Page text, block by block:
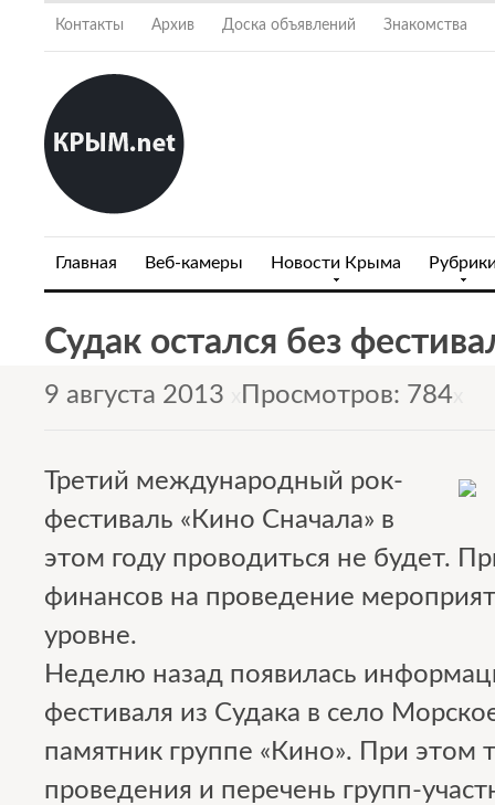
Контакты Архив Доска объявлений Знакомства
Главная Веб-камеры Новости Крыма
Судак остался без
9 августа 2013 Просмотров: 784
Третий международный рок-
фестиваль «Кино Сначала» в
этом году проводиться не будет.
финансов на проведение
уровне.
Неделю назад появилась
фестиваля из Судака в село
памятник группе «Кино». При этом
проведения и перечень групп-